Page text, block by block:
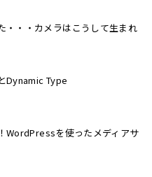
・・・カメラはこうして生まれ
Dynamic Type
WordPressを使ったメディアサ